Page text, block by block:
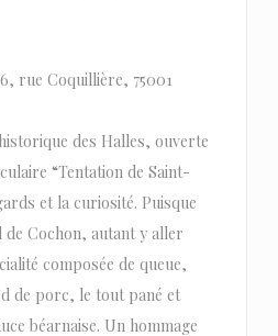
rue Coquillière, 75001
des Halles, ouverte
“Tentation de Saint-
et la curiosité. Puisque
de Cochon, autant y aller
composée de queue,
de porc, le tout pané et
béarnaise. Un hommage